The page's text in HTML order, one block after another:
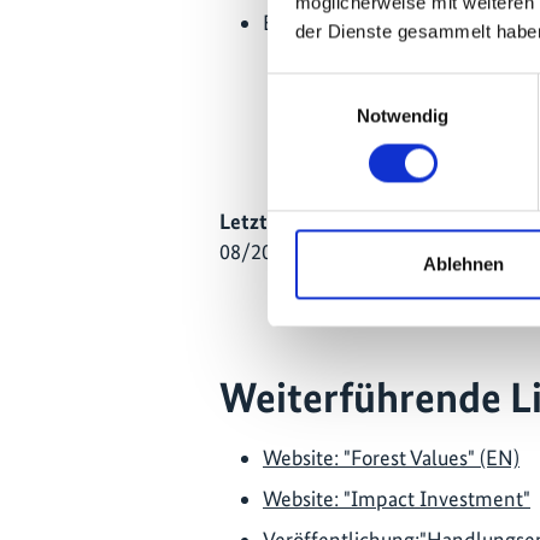
der Dienste gesammelt
Notwendig
Ablehnen
Erstellung von zwei
2. Finanzmechanismen
Finanzthemen wie
Gründung eines Fonds. (
Letzte Aktualisierung:
08/2026
Weiterführende
Website: "Forest Values" (EN)
Website: "Impact Investment"